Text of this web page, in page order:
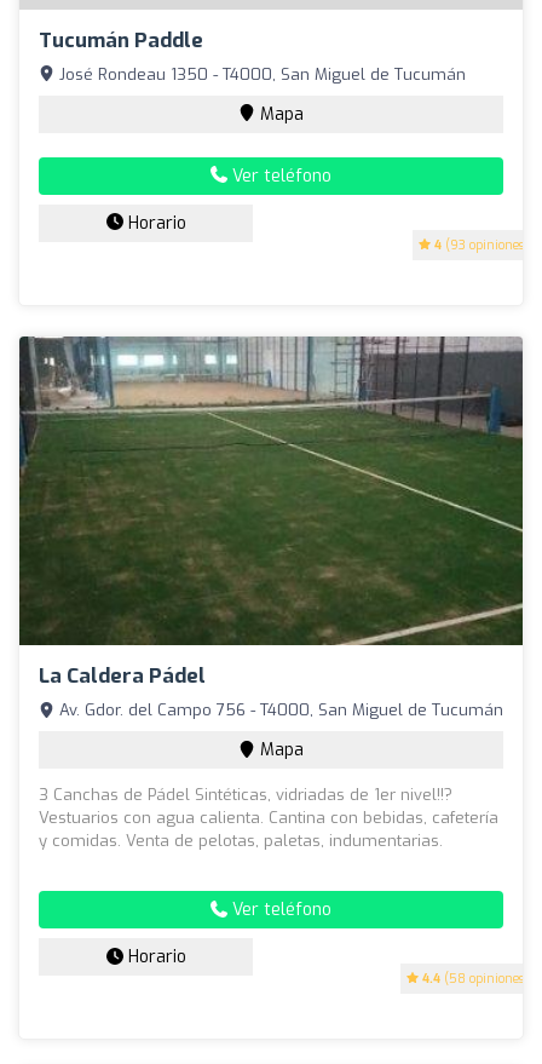
Tucumán Paddle
4 (93 opiniones)
José Rondeau 1350 - T4000, San Miguel de Tucumán
Mapa
Ver teléfono
Horario
La Caldera Pádel
4.4 (58 opiniones)
Av. Gdor. del Campo 756 - T4000, San Miguel de Tucumán
Mapa
3 Canchas de Pádel Sintéticas, vidriadas de 1er nivel!!?
Vestuarios con agua calienta. Cantina con bebidas, cafetería
y comidas. Venta de pelotas, paletas, indumentarias.
Ver teléfono
Horario